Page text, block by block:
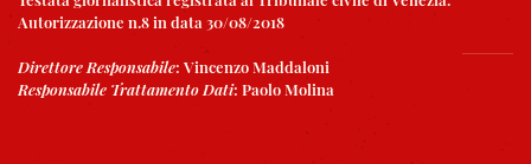
Autorizzazione n.8 in data 30/08/2018
Direttore Responsabile: Vincenzo Maddaloni
Responsabile Trattamento Dati: Paolo Molina